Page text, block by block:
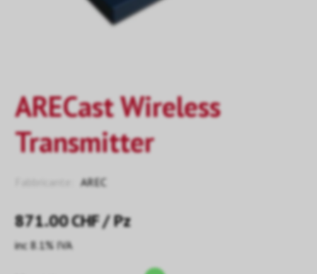
ARECast Wireless
Transmitter
AREC
871.00CHF/ Pz
inc 8.1% IVA